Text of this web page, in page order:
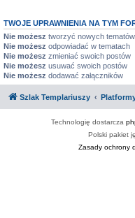
TWOJE UPRAWNIENIA NA TYM
Nie możesz tworzyć nowych tematów
Nie możesz odpowiadać w tematach
Nie możesz zmieniać swoich postów
Nie możesz usuwać swoich postów
Nie możesz dodawać załączników
Szlak Templariuszy
Technologię dostarcza
Polski pakiet
Zasady ochrony